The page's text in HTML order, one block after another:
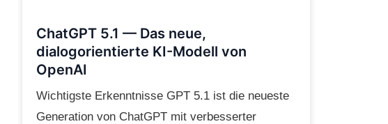
ChatGPT 5.1 — Das neue,
dialogorientierte KI-Modell von
OpenAI
Wichtigste Erkenntnisse GPT 5.1 ist die neueste
Generation von ChatGPT mit verbesserter